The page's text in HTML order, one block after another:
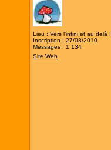
Lieu : Vers l'infini et au delà !
Inscription : 27/08/2010
Messages : 1 134
Site Web